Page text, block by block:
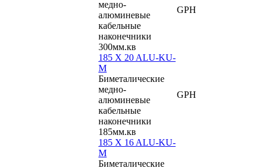
медно-
алюминевые
кабельные
наконечники
300мм.кв
GPH
185 X 20 ALU-KU-
M
Биметалические
медно-
алюминевые
кабельные
наконечники
185мм.кв
GPH
185 X 16 ALU-KU-
M
Биметалические